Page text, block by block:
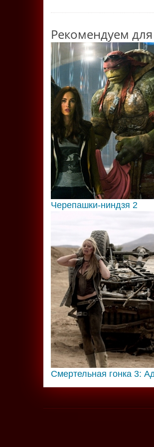
Рекомендуем
Черепашки-ниндзя 2
Смертельная гонка 3: